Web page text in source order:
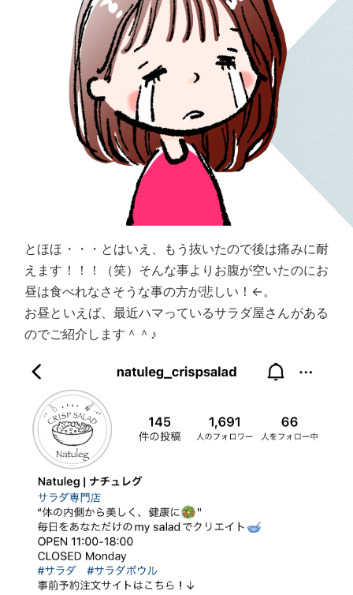
とほほ・・・とはいえ、もう抜いたので後は痛みに耐
えます！！！（笑）そんな事よりお腹が空いたのにお
昼は食べれなさそうな事の方が悲しい！←。
お昼といえば、最近ハマっているサラダ屋さんがある
のでご紹介します＾＾♪